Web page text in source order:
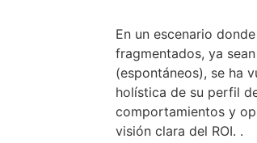
En un escenario
fragmentados, ya
(espontáneos), se ha
holística de su perfil
comportamientos y
visión clara del ROI. .